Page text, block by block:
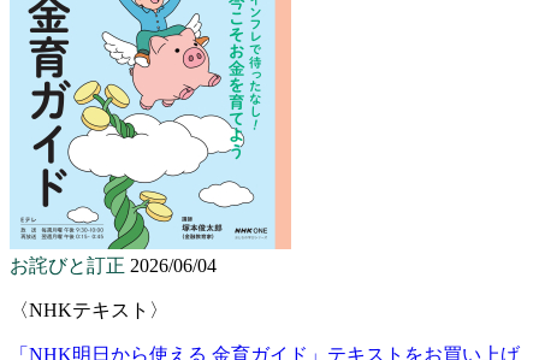
お詫びと訂正 2026/06/04
〈NHKテキスト〉
「NHK明日から使える 金育ガイド」テキストをお買い上げ